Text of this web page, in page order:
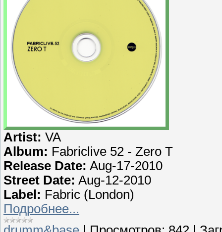
Artist: VA
Album: Fabriclive 52 - Zero T
Release Date: Aug-17-2010
Street Date: Aug-12-2010
Label: Fabric (London)
Подробнее...